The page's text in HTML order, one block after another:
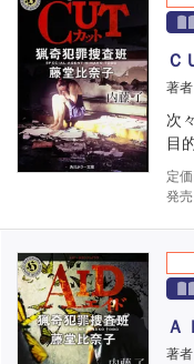
Ｃ
著
次
目
定価
発
Ａ
著